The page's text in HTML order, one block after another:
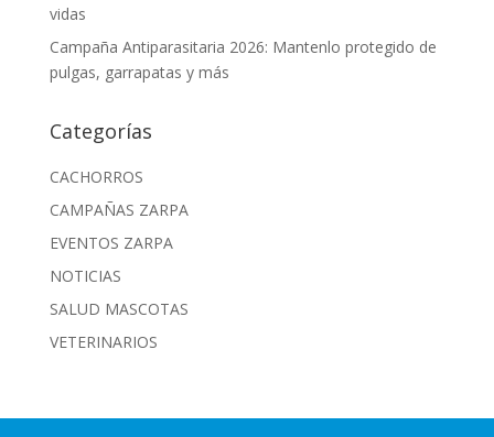
vidas
Campaña Antiparasitaria 2026: Mantenlo protegido de
pulgas, garrapatas y más
Categorías
CACHORROS
CAMPAÑAS ZARPA
EVENTOS ZARPA
NOTICIAS
SALUD MASCOTAS
VETERINARIOS